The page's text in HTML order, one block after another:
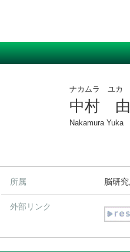
ナカムラ ユカ
中村
Nakamura Yuka
所属 脳研
外部リンク